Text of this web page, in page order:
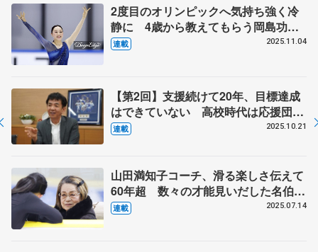
2度目のオリンピックへ気持ち強く冷
静に 4歳から教えてもらう岡島功治
コーチに誓う恩返し 体調整わず気を
連載 2025.11.04
【第2回】支援続けて20年、目標達成
はできていない 高校時代は応援団、
人気ない方に熱が入る
連載 2025.10.21
山田満知子コーチ、滑る楽しさ伝えて
60年超 数々の才能見いだした名伯
楽 【ニッポン・スポーツ人の肖像】
連載 2025.07.14